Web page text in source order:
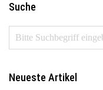
Suche
Neueste Artikel